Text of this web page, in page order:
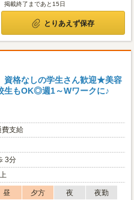
掲載終了まであと15日
とりあえず保存
資格なしの学生さん歓迎★美容
生もOK◎週1～Wワークに♪
支給
3分
昼 夕方 夜
夜勤